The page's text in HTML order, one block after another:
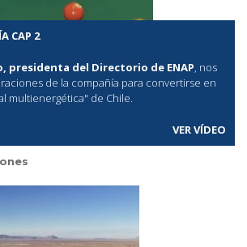
CAP 2
presidenta del Directorio de ENAP , nos
de la compañía para convertirse en
multienergética" de Chile.
VER VÍDEO